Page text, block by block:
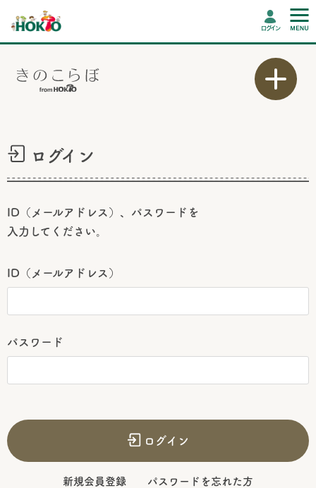
ログイン
ログイン
ID（メールアドレス）、パスワードを
入力してください。
ID（メールアドレス）
パスワード
ログイン
新規会員登録 パスワードを忘れた方